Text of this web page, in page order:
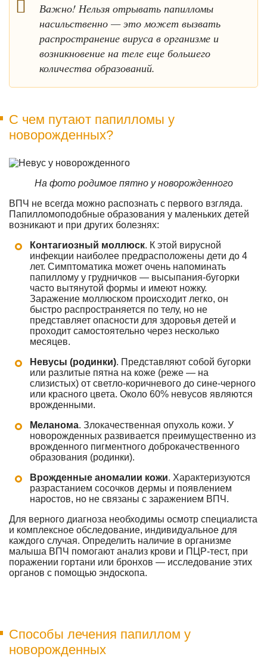
Важно! Нельзя отрывать папилломы
насильственно — это может вызвать
распространение вируса в организме и
возникновение на теле еще большего
количества образований.
С чем путают папилломы у
новорожденных?
На фото родимое пятно у новорожденного
ВПЧ не всегда можно распознать с первого взгляда.
Папилломоподобные образования у маленьких детей
возникают и при других болезнях:
Контагиозный моллюск. К этой вирусной
инфекции наиболее предрасположены дети до 4
лет. Симптоматика может очень напоминать
папиллому у грудничков — высыпания-бугорки
часто вытянутой формы и имеют ножку.
Заражение моллюском происходит легко, он
быстро распространяется по телу, но не
представляет опасности для здоровья детей и
проходит самостоятельно через несколько
месяцев.
Невусы (родинки). Представляют собой бугорки
или разлитые пятна на коже (реже — на
слизистых) от светло-коричневого до сине-черного
или красного цвета. Около 60% невусов являются
врожденными.
Меланома. Злокачественная опухоль кожи. У
новорожденных развивается преимущественно из
врожденного пигментного доброкачественного
образования (родинки).
Врожденные аномалии кожи. Характеризуются
разрастанием сосочков дермы и появлением
наростов, но не связаны с заражением ВПЧ.
Для верного диагноза необходимы осмотр специалиста
и комплексное обследование, индивидуальное для
каждого случая. Определить наличие в организме
малыша ВПЧ помогают анализ крови и ПЦР-тест, при
поражении гортани или бронхов — исследование этих
органов с помощью эндоскопа.
Способы лечения папиллом у
новорожденных